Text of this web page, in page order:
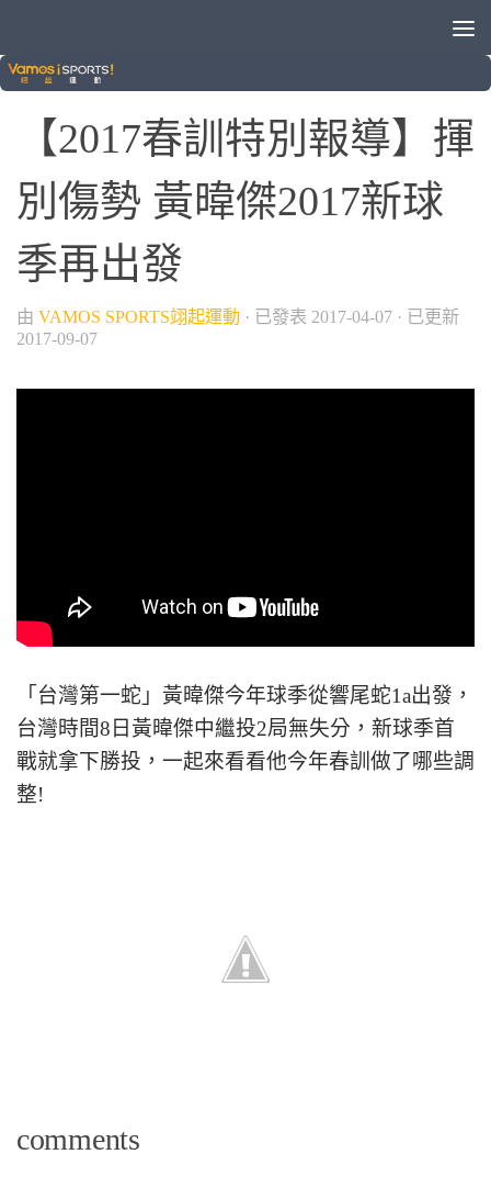
旅外球員動態
【2017春訓特別報導】揮
別傷勢 黃暐傑2017新球
季再出發
由 VAMOS SPORTS翊起運動 · 已發表 2017-04-07 · 已更新
2017-09-07
「台灣第一蛇」黃暐傑今年球季從響尾蛇1a出發，
台灣時間8日黃暐傑中繼投2局無失分，新球季首
戰就拿下勝投，一起來看看他今年春訓做了哪些調
整!
comments